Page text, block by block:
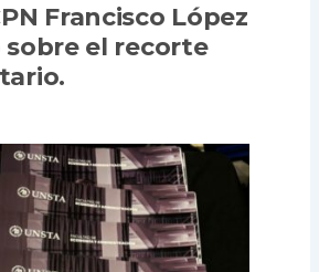
Francisco López
sobre el recorte